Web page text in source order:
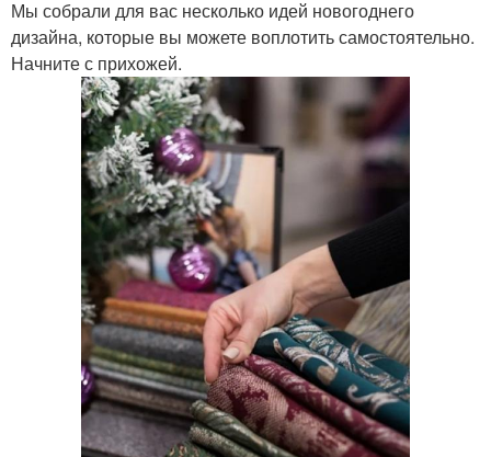
Мы собрали для вас несколько идей новогоднего
дизайна, которые вы можете воплотить самостоятельно.
Начните с прихожей.